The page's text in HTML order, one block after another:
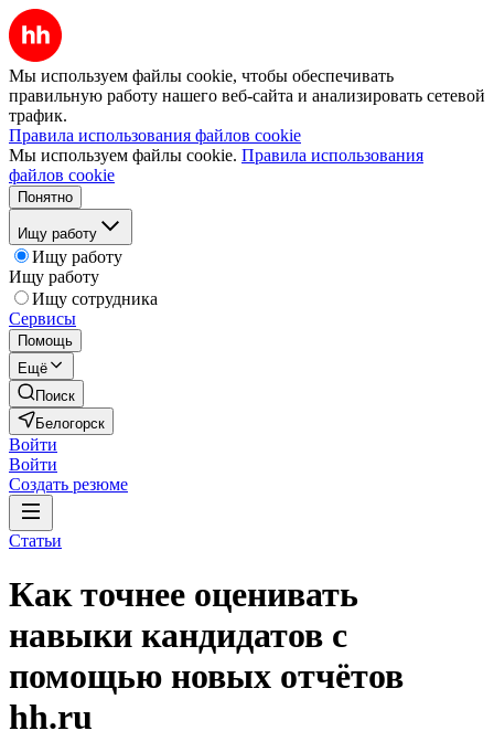
Мы используем файлы cookie, чтобы обеспечивать
правильную работу нашего веб-сайта и анализировать сетевой
трафик.
Правила использования файлов cookie
Мы используем файлы cookie. Правила использования
файлов cookie
Понятно
Ищу работу
Ищу работу
Ищу работу
Ищу сотрудника
Сервисы
Помощь
Ещё
Поиск
Белогорск
Войти
Войти
Создать резюме
Статьи
Как точнее оценивать
навыки кандидатов с
помощью новых отчётов
hh.ru